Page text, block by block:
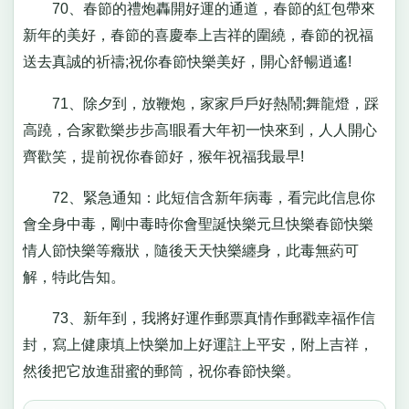
70、春節的禮炮轟開好運的通道，春節的紅包帶來
新年的美好，春節的喜慶奉上吉祥的圍繞，春節的祝福
送去真誠的祈禱;祝你春節快樂美好，開心舒暢逍遙!
71、除夕到，放鞭炮，家家戶戶好熱鬧;舞龍燈，踩
高蹺，合家歡樂步步高!眼看大年初一快來到，人人開心
齊歡笑，提前祝你春節好，猴年祝福我最早!
72、緊急通知：此短信含新年病毒，看完此信息你
會全身中毒，剛中毒時你會聖誕快樂元旦快樂春節快樂
情人節快樂等癥狀，隨後天天快樂纏身，此毒無葯可
解，特此告知。
73、新年到，我將好運作郵票真情作郵戳幸福作信
封，寫上健康填上快樂加上好運註上平安，附上吉祥，
然後把它放進甜蜜的郵筒，祝你春節快樂。